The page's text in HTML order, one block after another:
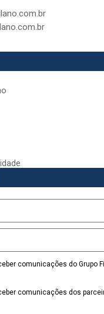
comunicações do Grupo
comunicações dos